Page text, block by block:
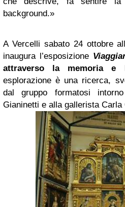
background.»
A Vercelli sabato 24 ottobre
inaugura l’esposizione
attraverso la memoria e
esplorazione è una ricerca,
dal gruppo formatosi
Gianinetti e alla gallerista Carla